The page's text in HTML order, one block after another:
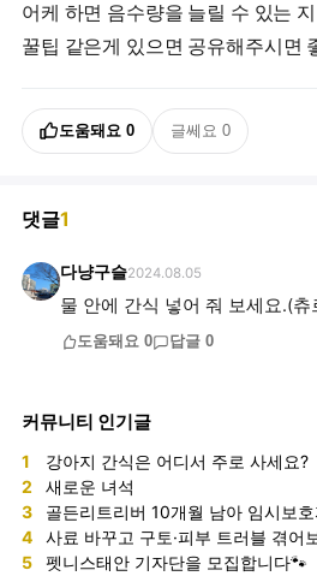
어케 하면 음수량을 늘릴 수 있는 지
꿀팁 같은게 있으면 공유해주시면
도움돼요 0 글쎄요 0
댓글1
다냥구슬2024.08.05
물 안에 간식 넣어 줘 보세요.(츄
도움돼요 0 답글 0
커뮤니티 인기글
1 강아지 간식은 어디서 주로 사세요?
2 새로운 녀석
3 골든리트리버 10개월 남아 임시보
4 사료 바꾸고 구토·피부 트러블 겪어
5 펫니스태안 기자단을 모집합니다🐾